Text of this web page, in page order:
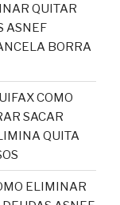
QUITAR
ASNEF
BORRA
COMO
SACAR
QUITA
ELIMINAR